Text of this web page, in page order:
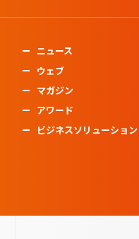
ニュース
ウェブ
マガジン
アワード
ビジネスソリューション